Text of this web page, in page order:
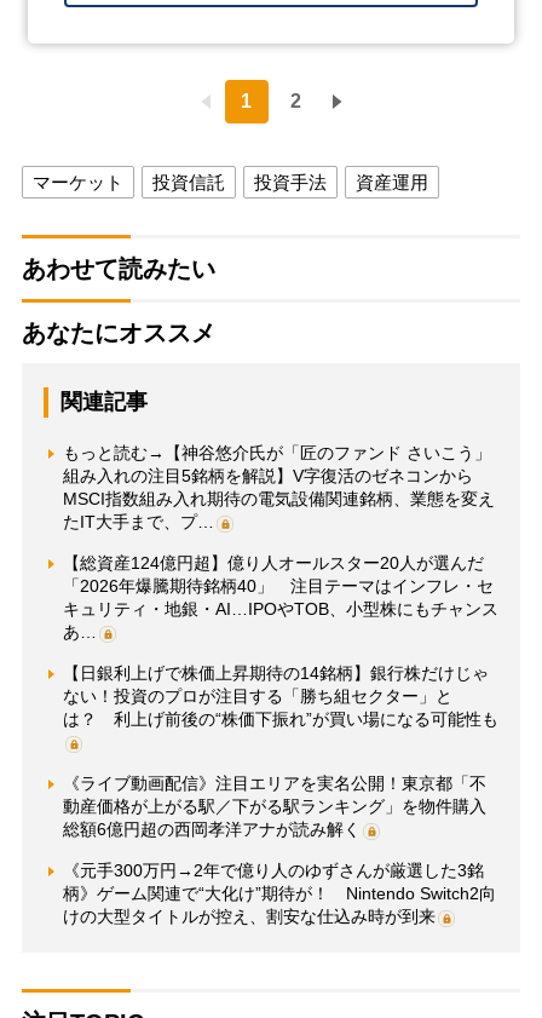
1 2
マーケット 投資信託 投資手法 資産運用
あわせて読みたい
あなたにオススメ
関連記事
もっと読む→【神谷悠介氏が「匠のファンド さいこう」
組み入れの注目5銘柄を解説】V字復活のゼネコンから
MSCI指数組み入れ期待の電気設備関連銘柄、業態を変え
たIT大手まで、プ…
【総資産124億円超】億り人オールスター20人が選んだ
「2026年爆騰期待銘柄40」 注目テーマはインフレ・セ
キュリティ・地銀・AI…IPOやTOB、小型株にもチャンス
あ…
【日銀利上げで株価上昇期待の14銘柄】銀行株だけじゃ
ない！投資のプロが注目する「勝ち組セクター」と
は？ 利上げ前後の“株価下振れ”が買い場になる可能性も
《ライブ動画配信》注目エリアを実名公開！東京都「不
動産価格が上がる駅／下がる駅ランキング」を物件購入
総額6億円超の西岡孝洋アナが読み解く
《元手300万円→2年で億り人のゆずさんが厳選した3銘
柄》ゲーム関連で“大化け”期待が！ Nintendo Switch2向
けの大型タイトルが控え、割安な仕込み時が到来